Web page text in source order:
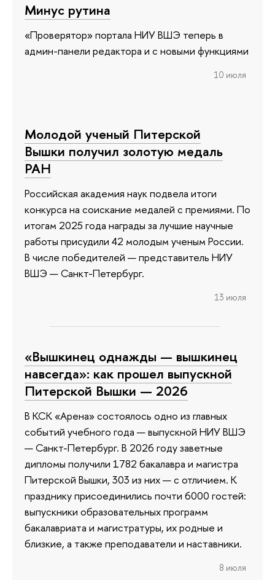
Минус рутина
«Проверятор» портала НИУ ВШЭ теперь в
админ-панели редактора и с новыми функциями
10 июля
Молодой ученый Питерской
Вышки получил золотую медаль
РАН
Российская академия наук подвела итоги
конкурса на соискание медалей с премиями. По
итогам 2025 года награды за лучшие научные
работы присудили 42 молодым ученым России.
В числе победителей — представитель НИУ
ВШЭ — Санкт-Петербург.
13 июля
«Вышкинец однажды — вышкинец
навсегда»: как прошел выпускной
Питерской Вышки — 2026
В КСК «Арена» состоялось одно из главных
событий учебного года — выпускной НИУ ВШЭ
— Санкт-Петербург. В 2026 году заветные
дипломы получили 1782 бакалавра и магистра
Питерской Вышки, 303 из них — с отличием. К
празднику присоединились почти 6000 гостей:
выпускники образовательных программ
бакалавриата и магистратуры, их родные и
близкие, а также преподаватели и наставники.
8 июля